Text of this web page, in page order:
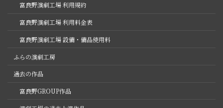
富良野演劇工場 利用規約
富良野演劇工場 利用料金表
富良野演劇工場 設備・備品使用料
ふらの演劇工房
過去の作品
富良野GROUP作品